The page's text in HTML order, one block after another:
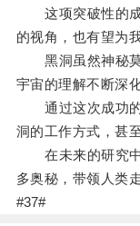
这项突破性的成
的视角，也有望为
黑洞虽然神秘莫
宇宙的理解不断深化
通过这次成功的
洞的工作方式，甚
在未来的研究中
多奥秘，带领人类
#37#